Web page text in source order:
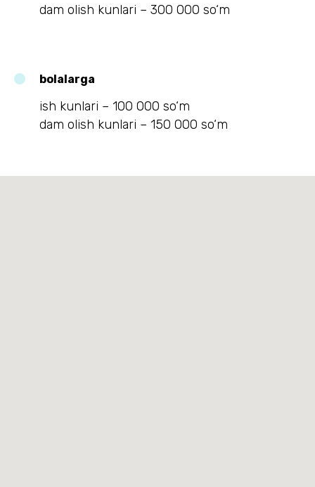
dam olish kunlari – 300 000 so‘m
bolalarga
ish kunlari – 100 000 so‘m
dam olish kunlari – 150 000 so‘m